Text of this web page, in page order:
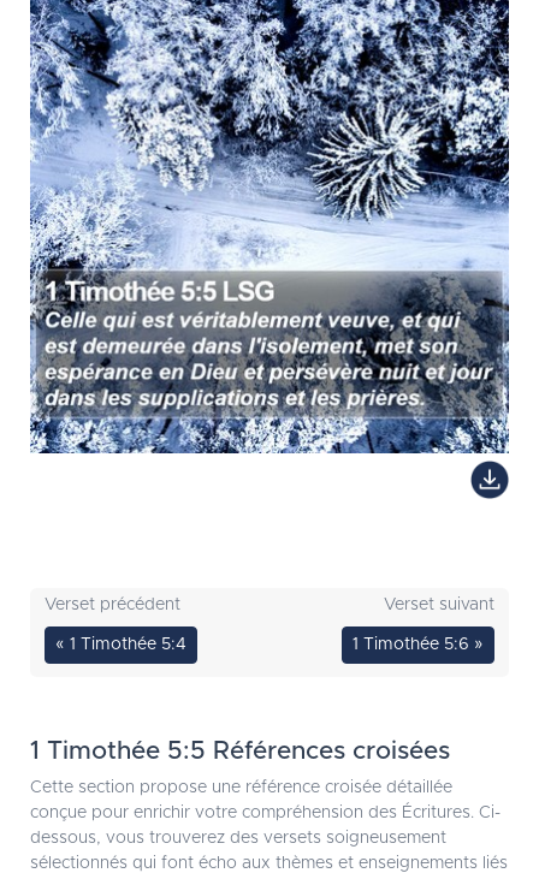
Verset précédent
« 1 Timothée 5:4
Verset suivant
1 Timothée 5:6 »
1 Timothée 5:5 Références croisées
Cette section propose une référence croisée détaillée
conçue pour enrichir votre compréhension des Écritures. Ci-
dessous, vous trouverez des versets soigneusement
sélectionnés qui font écho aux thèmes et enseignements liés